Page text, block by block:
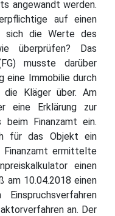
angewandt werden.
auf einen
sich die Werte des
überprüfen? Das
musste darüber
eine Immobilie durch
Kläger über. Am
eine Erklärung zur
Finanzamt ein.
für das Objekt ein
Finanzamt ermittelte
einen
am 10.04.2018 einen
an. Der